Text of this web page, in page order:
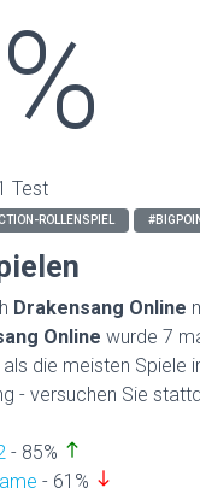
Test
ROLLENSPIEL
Drakensang Online
Online wurde 7
die meisten Spiele
- versuchen Sie
- 85% north
- 61% south